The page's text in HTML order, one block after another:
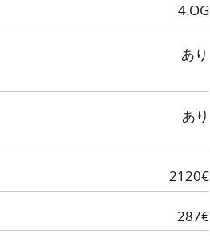
4.OG
あり
あり
2120€
287€